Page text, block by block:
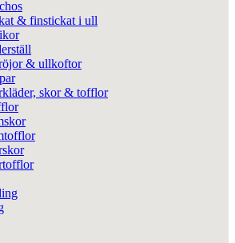
& finstickat i ull
& ullkoftor
skor & tofflor